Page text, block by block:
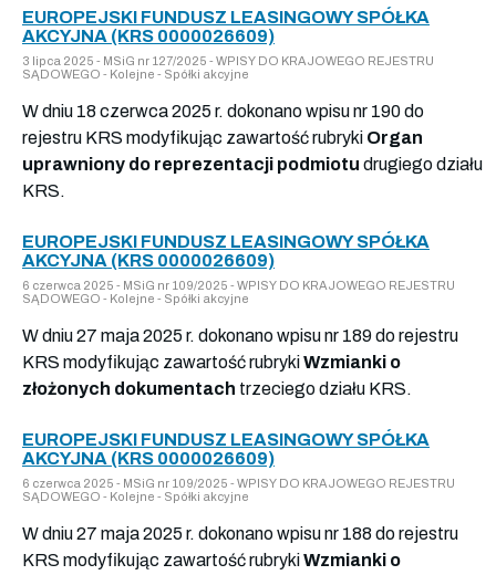
EUROPEJSKI FUNDUSZ LEASINGOWY SPÓŁKA
AKCYJNA (KRS 0000026609)
3 lipca 2025 - MSiG nr 127/2025 - WPISY DO KRAJOWEGO REJESTRU
SĄDOWEGO - Kolejne - Spółki akcyjne
W dniu 18 czerwca 2025 r. dokonano wpisu nr 190 do
rejestru KRS modyfikując zawartość rubryki Organ
uprawniony do reprezentacji podmiotu drugiego działu
KRS.
EUROPEJSKI FUNDUSZ LEASINGOWY SPÓŁKA
AKCYJNA (KRS 0000026609)
6 czerwca 2025 - MSiG nr 109/2025 - WPISY DO KRAJOWEGO REJESTRU
SĄDOWEGO - Kolejne - Spółki akcyjne
W dniu 27 maja 2025 r. dokonano wpisu nr 189 do rejestru
KRS modyfikując zawartość rubrykiWzmianki o
złożonych dokumentach trzeciego działu KRS.
EUROPEJSKI FUNDUSZ LEASINGOWY SPÓŁKA
AKCYJNA (KRS 0000026609)
6 czerwca 2025 - MSiG nr 109/2025 - WPISY DO KRAJOWEGO REJESTRU
SĄDOWEGO - Kolejne - Spółki akcyjne
W dniu 27 maja 2025 r. dokonano wpisu nr 188 do rejestru
KRS modyfikując zawartość rubrykiWzmianki o